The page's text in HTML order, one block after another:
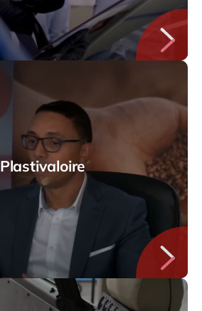
Plastivaloire